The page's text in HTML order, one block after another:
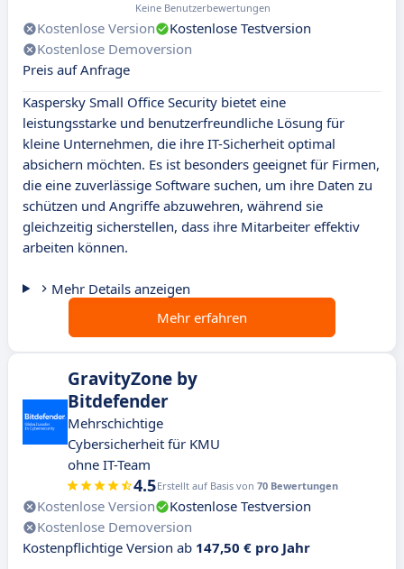
Keine Benutzerbewertungen
Kostenlose Version
Kostenlose Testversion
Kostenlose Demoversion
Preis auf Anfrage
Kaspersky Small Office Security bietet eine
leistungsstarke und benutzerfreundliche Lösung für
kleine Unternehmen, die ihre IT-Sicherheit optimal
absichern möchten. Es ist besonders geeignet für Firmen,
die eine zuverlässige Software suchen, um ihre Daten zu
schützen und Angriffe abzuwehren, während sie
gleichzeitig sicherstellen, dass ihre Mitarbeiter effektiv
arbeiten können.
Mehr Details anzeigen
Mehr erfahren
GravityZone by
Bitdefender
Mehrschichtige
Cybersicherheit für KMU
ohne IT-Team
4.5Erstellt auf Basis von 70 Bewertungen
Kostenlose Version
Kostenlose Testversion
Kostenlose Demoversion
Kostenpflichtige Version ab 147,50 € pro Jahr